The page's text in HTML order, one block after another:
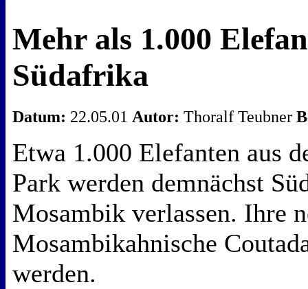
Mehr als 1.000
Südafrika
Datum: 22.05.01 Autor: Thoralf Teubner
Etwa 1.000 Elefanten aus
Park werden demnächst
Mosambik verlassen. Ihre
Mosambikahnische
werden.